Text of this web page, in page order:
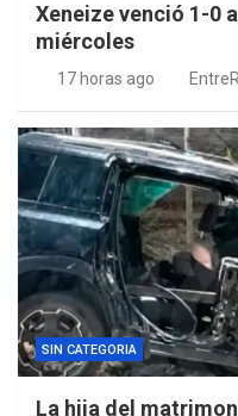
Xeneize venció 1-0
miércoles
17 horas ago
SIN CATEGORIA
La hija del